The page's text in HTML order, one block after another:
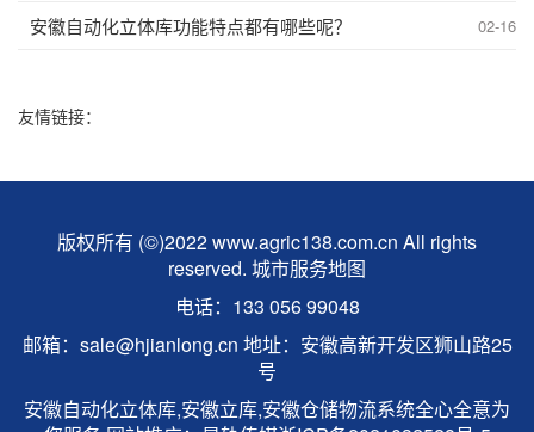
安徽自动化立体库功能特点都有哪些呢？ 02-16
友情链接：
版权所有 (©)2022 www.agric138.com.cn All rights
reserved. 城市服务地图
电话：133 056 99048
邮箱：sale@hjianlong.cn 地址：安徽高新开发区狮山路25
号
安徽自动化立体库,安徽立库,安徽仓储物流系统全心全意为